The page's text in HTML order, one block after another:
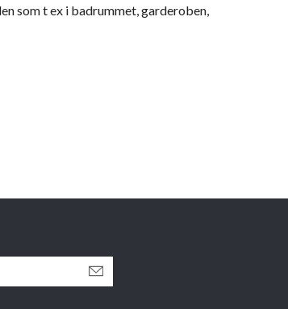
som t ex i badrummet, garderoben,